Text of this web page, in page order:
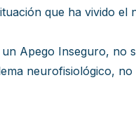
que ha vivido
Apego Inseguro, no
neurofisiológico,